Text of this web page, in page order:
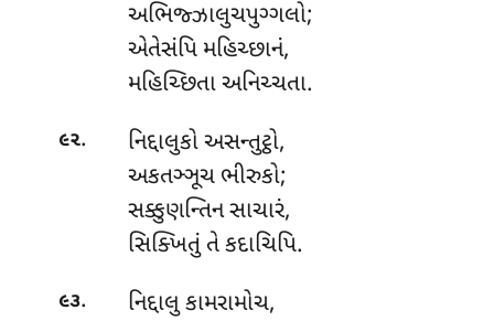
અભિજ્ઝાલુચપુગ્ગલો;
એતેસંપિ મહિચ્છાનં,
મહિચ્છિતા અનિચ્ચતા.
૯૨.
નિદ્દાલુકો અસન્તુટ્ઠો,
અકતઞ્ઞૂચ ભીરુકો;
સક્કુણન્તિન સાચારં,
સિક્ખિતું તે કદાચિપિ.
૯૩. નિદ્દાલુકામરામોચ,